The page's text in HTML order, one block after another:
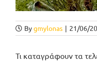
Bygmylonas | 21/06/
Τι καταγράφουν τα